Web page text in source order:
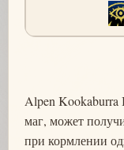
Alpen Kookaburra
маг, может
при кормлении